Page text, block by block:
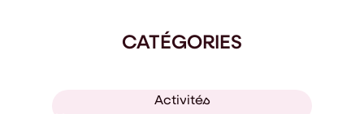
CATÉGORIES
Activités